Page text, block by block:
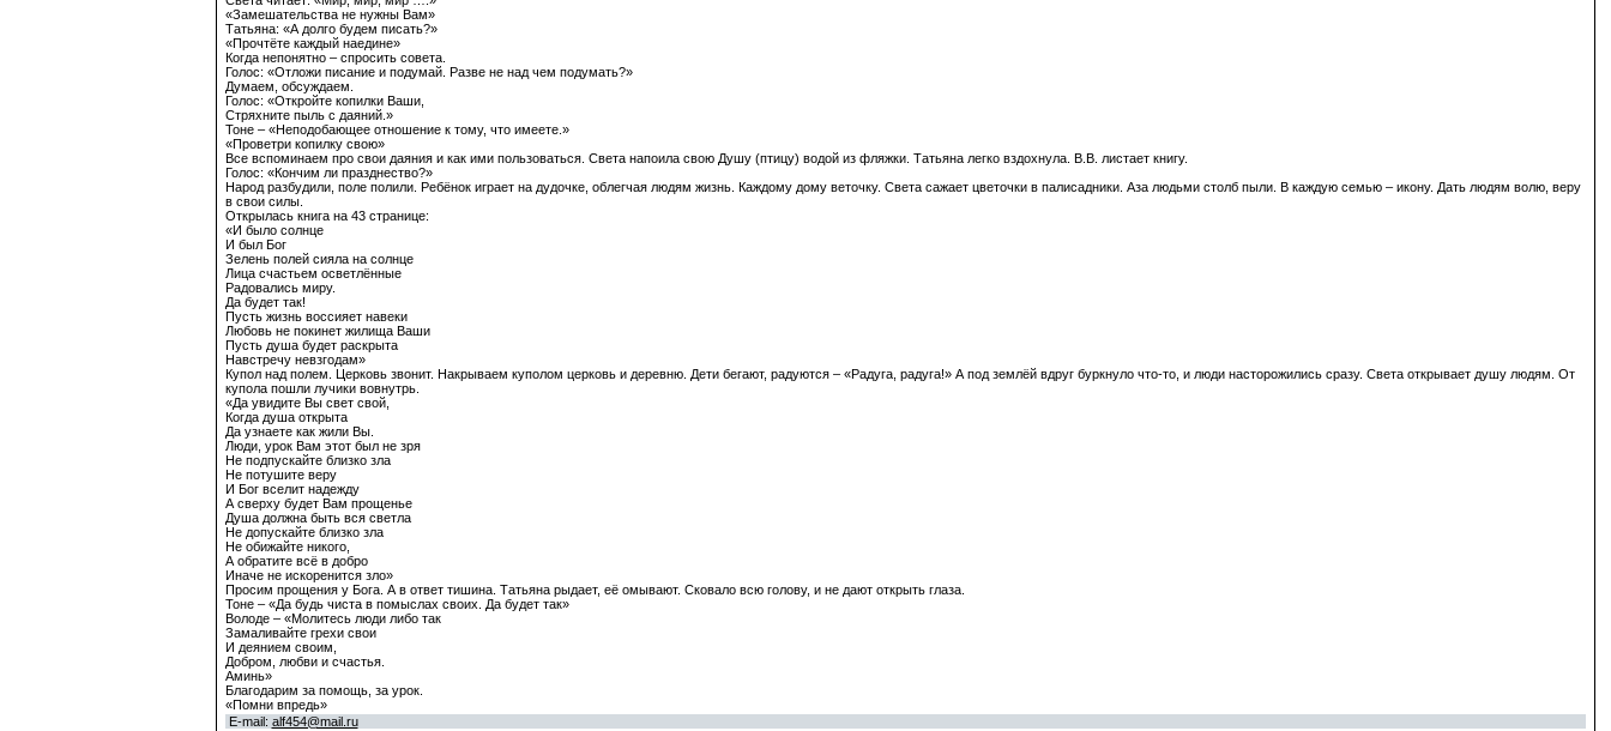
«Замешательства не нужны Вам»
Татьяна: «А долго будем писать?»
«Прочтёте каждый наедине»
Когда непонятно – спросить совета.
Голос: «Отложи писание и подумай. Разве не над чем подумать?»
Думаем, обсуждаем.
Голос: «Откройте копилки Ваши,
Стряхните пыль с даяний.»
Тоне – «Неподобающее отношение к тому, что имеете.»
«Проветри копилку свою»
Все вспоминаем про свои даяния и как ими пользоваться. Света напоила свою Душу (птицу) водой из фляжки. Татьяна легко вздохнула. В.В. листает книгу.
Голос: «Кончим ли празднество?»
Народ разбудили, поле полили. Ребёнок играет на дудочке, облегчая людям жизнь. Каждому дому веточку. Света сажает цветочки в палисадники. Аза людьми столб пыли. В каждую семью – икону. Дать людям волю, веру
в свои силы.
Открылась книга на 43 странице:
«И было солнце
И был Бог
Зелень полей сияла на солнце
Лица счастьем осветлённые
Радовались миру.
Да будет так!
Пусть жизнь воссияет навеки
Любовь не покинет жилища Ваши
Пусть душа будет раскрыта
Навстречу невзгодам»
Купол над полем. Церковь звонит. Накрываем куполом церковь и деревню. Дети бегают, радуются – «Радуга, радуга!» А под землёй вдруг буркнуло что-то, и люди насторожились сразу. Света открывает душу людям. От
купола пошли лучики вовнутрь.
«Да увидите Вы свет свой,
Когда душа открыта
Да узнаете как жили Вы.
Люди, урок Вам этот был не зря
Не подпускайте близко зла
Не потушите веру
И Бог вселит надежду
А сверху будет Вам прощенье
Душа должна быть вся светла
Не допускайте близко зла
Не обижайте никого,
А обратите всё в добро
Иначе не искоренится зло»
Просим прощения у Бога. А в ответ тишина. Татьяна рыдает, её омывают. Сковало всю голову, и не дают открыть глаза.
Тоне – «Да будь чиста в помыслах своих. Да будет так»
Володе – «Молитесь люди либо так
Замаливайте грехи свои
И деянием своим,
Добром, любви и счастья.
Аминь»
Благодарим за помощь, за урок.
«Помни впредь»
E-mail: alf454@mail.ru